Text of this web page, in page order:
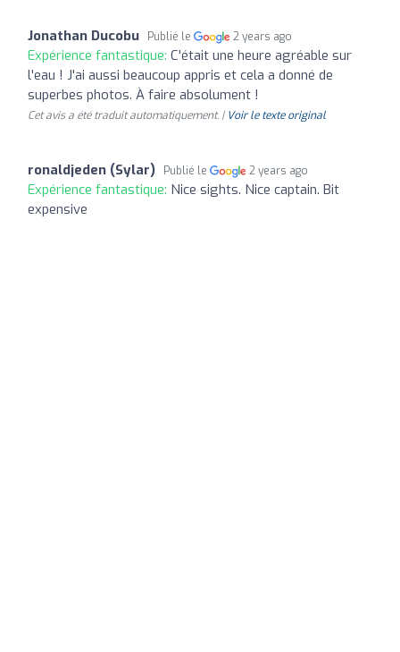
Jonathan Ducobu Publié le 2 years ago
Expérience fantastique: C'était une heure agréable sur
l'eau ! J'ai aussi beaucoup appris et cela a donné de
superbes photos. À faire absolument !
Cet avis a été traduit automatiquement. | Voir le texte original
ronaldjeden (Sylar) Publié le 2 years ago
Expérience fantastique: Nice sights. Nice captain. Bit
expensive